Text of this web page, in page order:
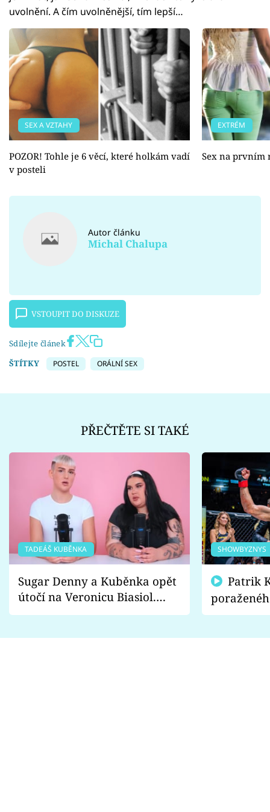
uvolnění. A čím uvolněnější, tím lepší…
SEX A VZTAHY
POZOR! Tohle je 6 věcí, které holkám vadí
v posteli
EXTRÉM
Sex na prvním
Autor článku
Michal Chalupa
VSTOUPIT DO DISKUZE
Sdílejte článek
ŠTÍTKY
POSTEL ORÁLNÍ SEX
PŘEČTĚTE SI TAKÉ
TADEÁŠ KUBĚNKA
Sugar Denny a Kuběnka opět
útočí na Veronicu Biasiol.
Proč je podle nich falešná a
SHOWBYZNYS
fanoušci